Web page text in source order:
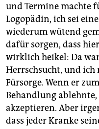
und Termine machte
Logopädin, ich sei
wiederum wütend
dafür sorgen, dass
wirklich heikel: Da
Herrschsucht, und
Fürsorge. Wenn er
Behandlung ablehnte,
akzeptieren. Aber
dass jeder Kranke